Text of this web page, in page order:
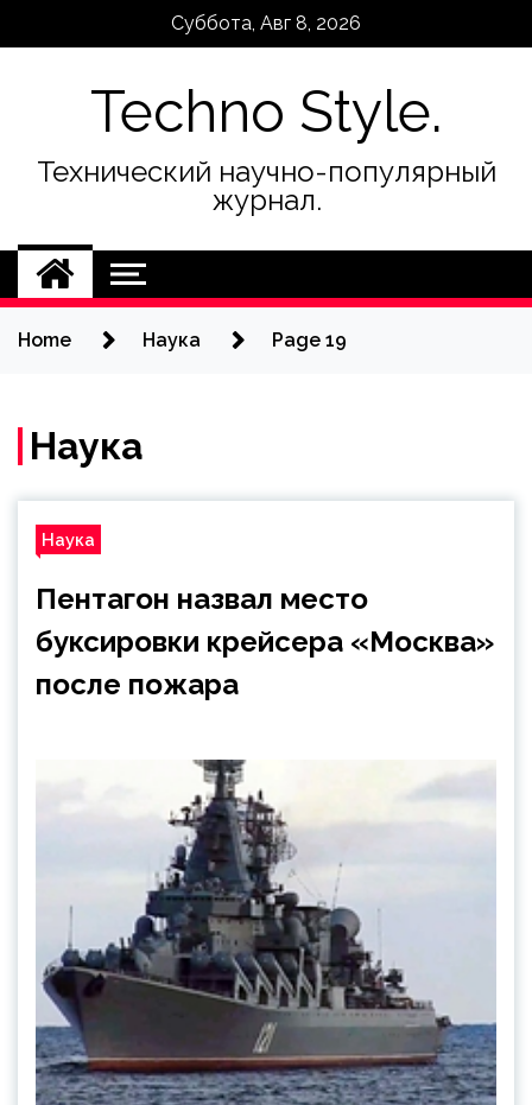
Суббота, Авг 8, 2026
Techno Style.
Технический научно-популярный
журнал.
Home Наука Page 19
Наука
Наука
Пентагон назвал место
буксировки крейсера «Москва»
после пожара